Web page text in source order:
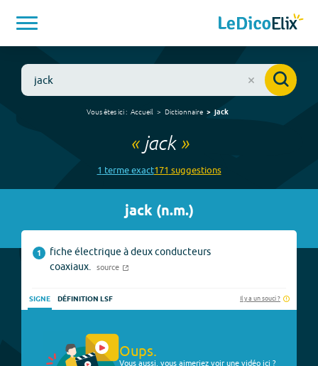
Vous êtes ici : Accueil Dictionnaire jack
« jack»
1 termeexact171 suggestions
jack(n.m.)
1
fiche électrique à deux conducteurs
coaxiaux.
source
SIGNE DÉFINITION LSF Il y a un souci ?
Oups.
Vous aussi, vous aimeriez voir une vidéo ici ?